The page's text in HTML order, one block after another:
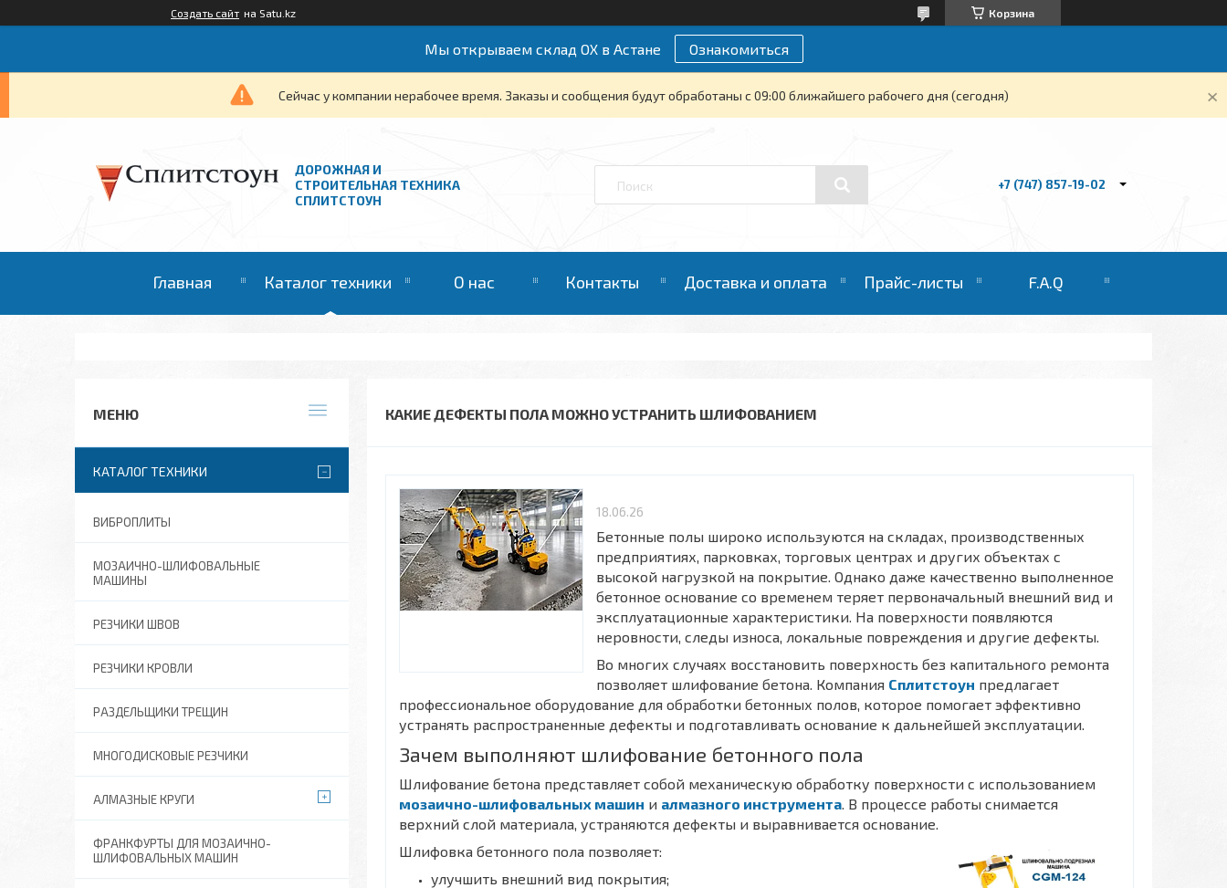
Создать сайт на Satu.kz Корзина
Мы открываем склад ОХ в Астане Ознакомиться
Сейчас у компании нерабочее время. Заказы и сообщения будут обработаны с 09:00 ближайшего рабочего дня (сегодня)
ДОРОЖНАЯ И
СТРОИТЕЛЬНАЯ ТЕХНИКА
СПЛИТСТОУН
+7 (747) 857-19-02
Главная Каталог техники О нас Контакты Доставка и оплата Прайс-листы F.A.Q
КАКИЕ ДЕФЕКТЫ ПОЛА МОЖНО УСТРАНИТЬ ШЛИФОВАНИЕМ
18.06.26
Бетонные полы широко используются на складах, производственных
предприятиях, парковках, торговых центрах и других объектах с
высокой нагрузкой на покрытие. Однако даже качественно выполненное
бетонное основание со временем теряет первоначальный внешний вид и
эксплуатационные характеристики. На поверхности появляются
неровности, следы износа, локальные повреждения и другие дефекты.
Во многих случаях восстановить поверхность без капитального ремонта
позволяет шлифование бетона. Компания Сплитстоун предлагает
профессиональное оборудование для обработки бетонных полов, которое помогает эффективно
устранять распространенные дефекты и подготавливать основание к дальнейшей эксплуатации.
Зачем выполняют шлифование бетонного пола
Шлифование бетона представляет собой механическую обработку поверхности с использованием
мозаично-шлифовальных машин и алмазного инструмента. В процессе работы снимается
верхний слой материала, устраняются дефекты и выравнивается основание.
Шлифовка бетонного пола позволяет:
улучшить внешний вид покрытия;
КАТАЛОГ ТЕХНИКИ
ВИБРОПЛИТЫ
МОЗАИЧНО-ШЛИФОВАЛЬНЫЕ
МАШИНЫ
РЕЗЧИКИ ШВОВ
РЕЗЧИКИ КРОВЛИ
РАЗДЕЛЬЩИКИ ТРЕЩИН
МНОГОДИСКОВЫЕ РЕЗЧИКИ
АЛМАЗНЫЕ КРУГИ
ФРАНКФУРТЫ ДЛЯ МОЗАИЧНО-
ШЛИФОВАЛЬНЫХ МАШИН